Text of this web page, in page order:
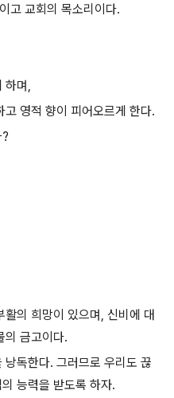
고 교회의 목소리이다.
하며,
영적 향이 피어오르게 한다.
의 희망이 있으며, 신비에 대
의 금고이다.
독한다. 그러므로 우리도 끊
능력을 받도록 하자.